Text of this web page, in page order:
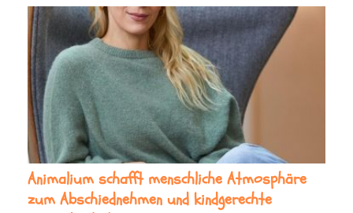
Animalium schafft menschliche Atmosphäre
zum Abschiednehmen und kindgerechte